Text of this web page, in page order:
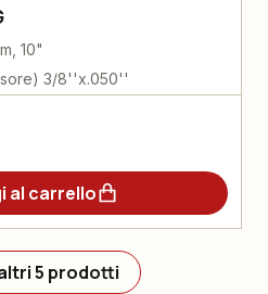
10"
3/8''x.050''
al carrello
5 prodotti